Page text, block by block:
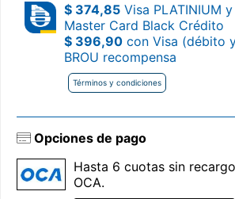
$ 374,85 Visa PLATINIUM
Master Card Black Crédito
$ 396,90 con Visa (débito
BROU recompensa
Términos y condiciones
Opciones de pago
Hasta 6 cuotas sin
OCA.